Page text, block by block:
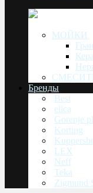
МОЙКИ
Бренды
Best
elica
Gorenje
Korting
LEX
Neff
Teka
Zigmund